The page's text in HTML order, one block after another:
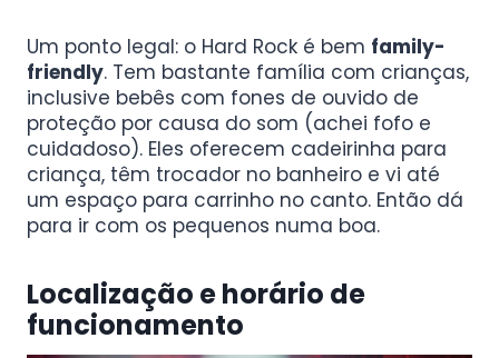
Um ponto legal: o Hard Rock é bem family-
friendly. Tem bastante família com crianças,
inclusive bebês com fones de ouvido de
proteção por causa do som (achei fofo e
cuidadoso). Eles oferecem cadeirinha para
criança, têm trocador no banheiro e vi até
um espaço para carrinho no canto. Então dá
para ir com os pequenos numa boa.
Localização e horário de
funcionamento